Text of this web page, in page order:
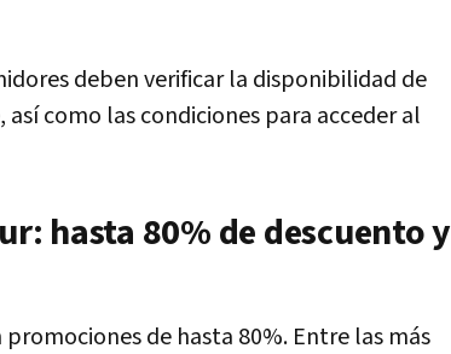
deben verificar la disponibilidad de
como las condiciones para acceder al
hasta 80% de descuento y
de hasta 80%. Entre las más